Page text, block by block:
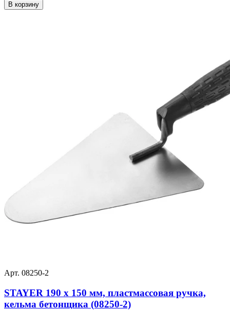
В корзину
Арт. 08250-2
STAYER 190 x 150 мм, пластмассовая ручка,
кельма бетонщика (08250-2)